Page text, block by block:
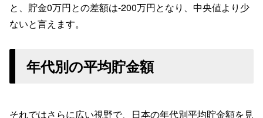
と、貯金0万円との差額は-200万円となり、中央値より少
ないと言えます。
年代別の平均貯金額
それではさらに広い視野で、日本の年代別平均貯金額を見